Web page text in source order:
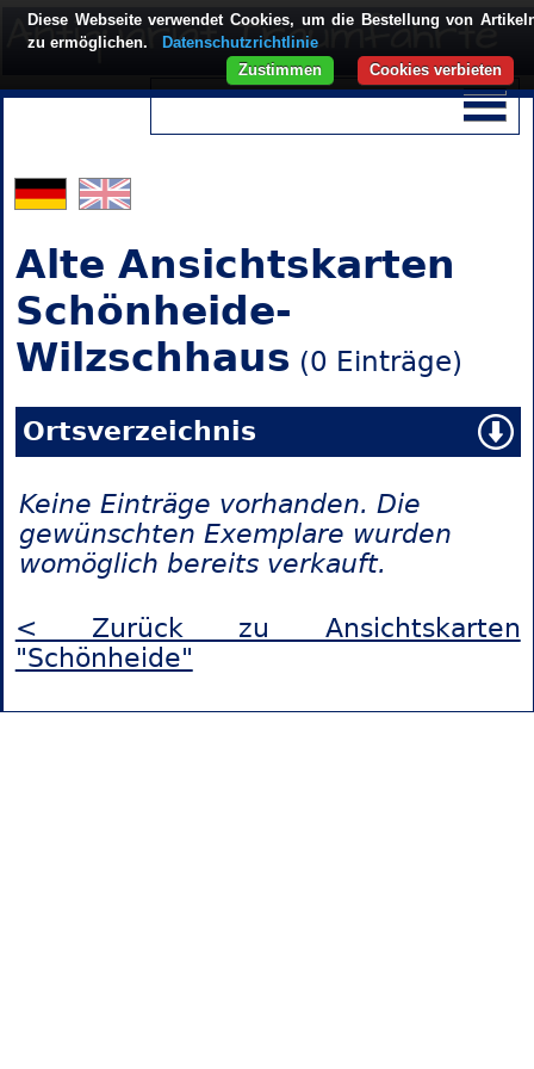
Alte Ansichtskarten
Schönheide-
Wilzschhaus (0 Einträge)
Ortsverzeichnis
Keine Einträge vorhanden. Die
gewünschten Exemplare wurden
womöglich bereits verkauft.
< Zurück zu Ansichtskarten
"Schönheide"
Diese Webseite verwendet Cookies, um die Bestellung von
zu ermöglichen.
Datenschutzrichtlinie
Cookies verbieten
Zustimmen